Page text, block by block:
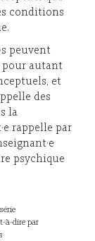
conditions
peuvent
pour autant
et
des
la
rappelle par
psychique
à-dire par